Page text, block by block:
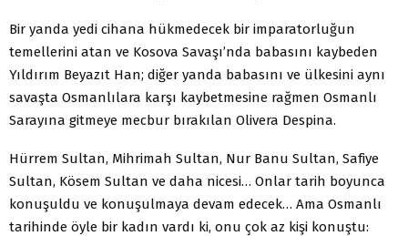
Bir yanda yedi cihana hükmedecek bir imparatorluğun
temellerini atan ve Kosova Savaşı’nda babasını kaybeden
Yıldırım Beyazıt Han; diğer yanda babasını ve ülkesini aynı
savaşta Osmanlılara karşı kaybetmesine rağmen Osmanlı
Sarayına gitmeye mecbur bırakılan Olivera Despina.
Hürrem Sultan, Mihrimah Sultan, Nur Banu Sultan, Safiye
Sultan, Kösem Sultan ve daha nicesi… Onlar tarih boyunca
konuşuldu ve konuşulmaya devam edecek… Ama Osmanlı
tarihinde öyle bir kadın vardı ki, onu çok az kişi konuştu: